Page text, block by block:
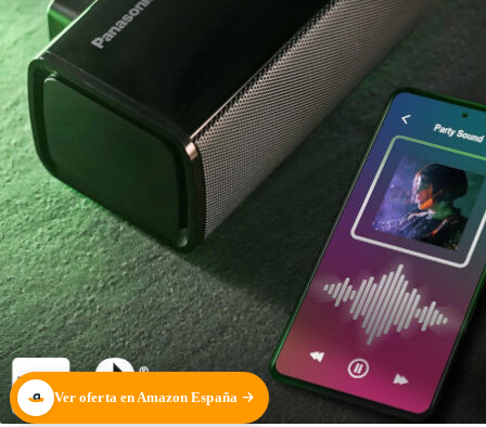
Ver oferta en Amazon España